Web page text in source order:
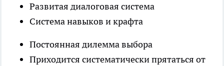
Развитая диалоговая система
Система навыков и крафта
Постоянная дилемма выбора
Приходится систематически прятаться от